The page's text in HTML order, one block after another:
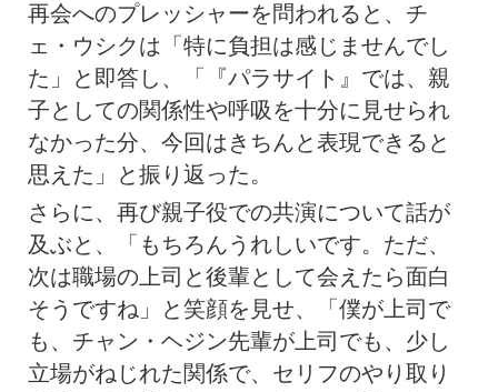
再会へのプレッシャーを問われると、チ
ェ・ウシクは「特に負担は感じませんでし
た」と即答し、「『パラサイト』では、親
子としての関係性や呼吸を十分に見せられ
なかった分、今回はきちんと表現できると
思えた」と振り返った。
さらに、再び親子役での共演について話が
及ぶと、「もちろんうれしいです。ただ、
次は職場の上司と後輩として会えたら面白
そうですね」と笑顔を見せ、「僕が上司で
も、チャン・ヘジン先輩が上司でも、少し
立場がねじれた関係で、セリフのやり取り